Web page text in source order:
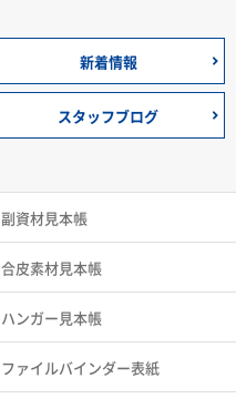
新着情報
スタッフブログ
副資材見本帳
合皮素材見本帳
ハンガー見本帳
ファイルバインダー表紙